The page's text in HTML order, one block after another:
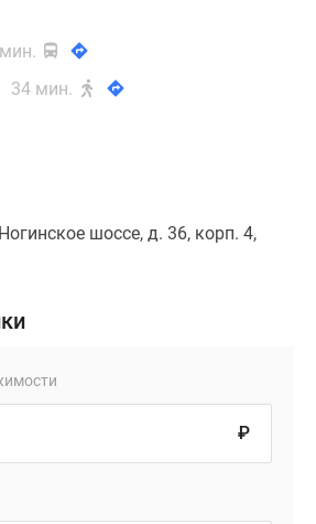
34 мин.
шоссе, д. 36, корп. 4,
₽